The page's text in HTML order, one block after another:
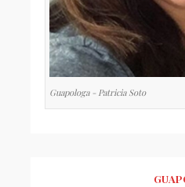
Guapologa - Patricia Soto